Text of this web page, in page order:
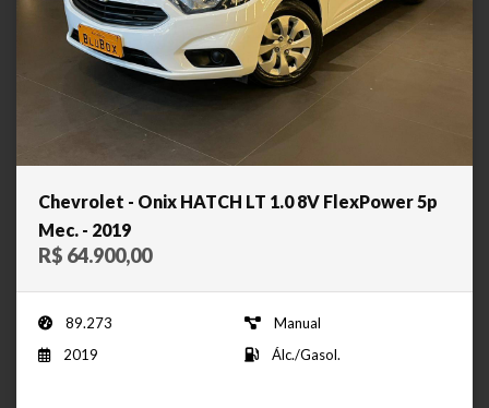
Chevrolet - Onix HATCH LT 1.0 8V FlexPower 5p
Mec. - 2019
R$ 64.900,00
89.273
Manual
2019
Álc./Gasol.